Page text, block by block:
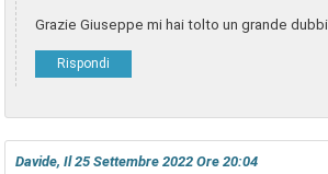
Grazie Giuseppe mi hai tolto un grande
Rispondi
Davide, Il 25 Settembre 2022 Ore 20:04